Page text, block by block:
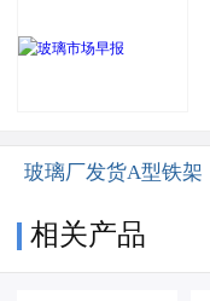
玻璃厂发货A型铁架
相关产品